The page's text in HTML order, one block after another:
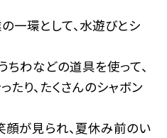
一環として、水遊びとシ
わなどの道具を使って、
り、たくさんのシャボン
顔が見られ、夏休み前のい